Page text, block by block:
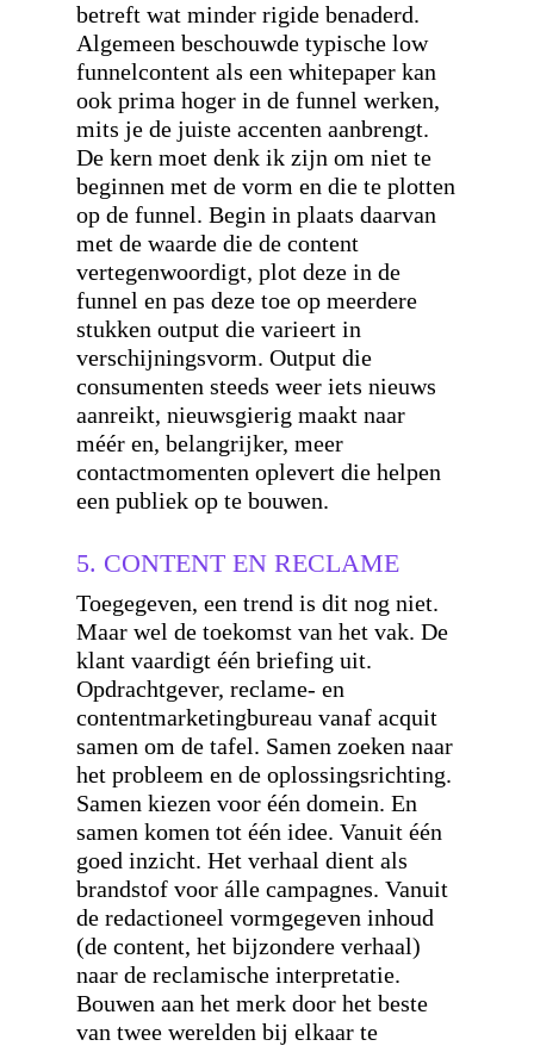
betreft wat minder rigide benaderd.
Algemeen beschouwde typische low
funnelcontent als een whitepaper kan
ook prima hoger in de funnel werken,
mits je de juiste accenten aanbrengt.
De kern moet denk ik zijn om niet te
beginnen met de vorm en die te plotten
op de funnel. Begin in plaats daarvan
met de waarde die de content
vertegenwoordigt, plot deze in de
funnel en pas deze toe op meerdere
stukken output die varieert in
verschijningsvorm. Output die
consumenten steeds weer iets nieuws
aanreikt, nieuwsgierig maakt naar
méér en, belangrijker, meer
contactmomenten oplevert die helpen
een publiek op te bouwen.
5. CONTENT EN RECLAME
Toegegeven, een trend is dit nog niet.
Maar wel de toekomst van het vak. De
klant vaardigt één briefing uit.
Opdrachtgever, reclame- en
contentmarketingbureau vanaf acquit
samen om de tafel. Samen zoeken naar
het probleem en de oplossingsrichting.
Samen kiezen voor één domein. En
samen komen tot één idee. Vanuit één
goed inzicht. Het verhaal dient als
brandstof voor álle campagnes. Vanuit
de redactioneel vormgegeven inhoud
(de content, het bijzondere verhaal)
naar de reclamische interpretatie.
Bouwen aan het merk door het beste
van twee werelden bij elkaar te